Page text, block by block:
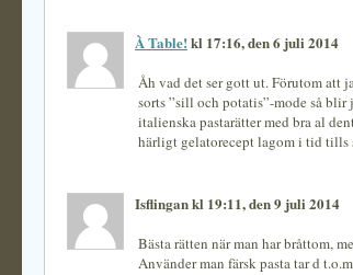
À Table!kl 17:16, den 6 juli 2014
Åh vad det ser gott ut. Förutom att
sorts ”sill och potatis”-mode så
italienska pastarätter med bra al
härligt gelatorecept lagom i tid tills
Isflingan kl 19:11, den 9 juli 2014
Bästa rätten när man har bråttom,
Använder man färsk pasta tar d